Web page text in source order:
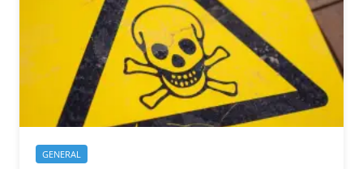
GENERAL